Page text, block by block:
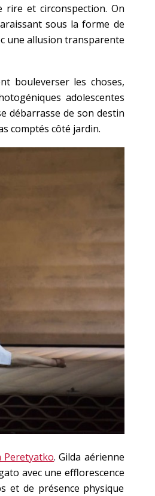
rire et circonspection. On
sous la forme de
une allusion transparente
bouleverser les choses,
adolescentes
débarrasse de son destin
comptés côté jardin.
Peretyatko. Gilda aérienne
avec une efflorescence
et de présence physique